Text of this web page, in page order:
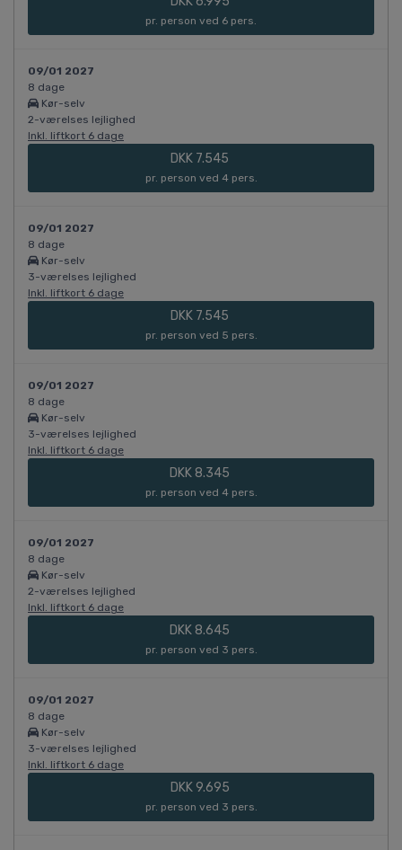
pr. person ved 6 pers.
09/01 2027
8 dage
Kør-selv
2-værelses lejlighed
Inkl. liftkort 6 dage
DKK 7.545
pr. person ved 4 pers.
09/01 2027
8 dage
Kør-selv
3-værelses lejlighed
Inkl. liftkort 6 dage
DKK 7.545
pr. person ved 5 pers.
09/01 2027
8 dage
Kør-selv
3-værelses lejlighed
Inkl. liftkort 6 dage
DKK 8.345
pr. person ved 4 pers.
09/01 2027
8 dage
Kør-selv
2-værelses lejlighed
Inkl. liftkort 6 dage
DKK 8.645
pr. person ved 3 pers.
09/01 2027
8 dage
Kør-selv
3-værelses lejlighed
Inkl. liftkort 6 dage
DKK 9.695
pr. person ved 3 pers.